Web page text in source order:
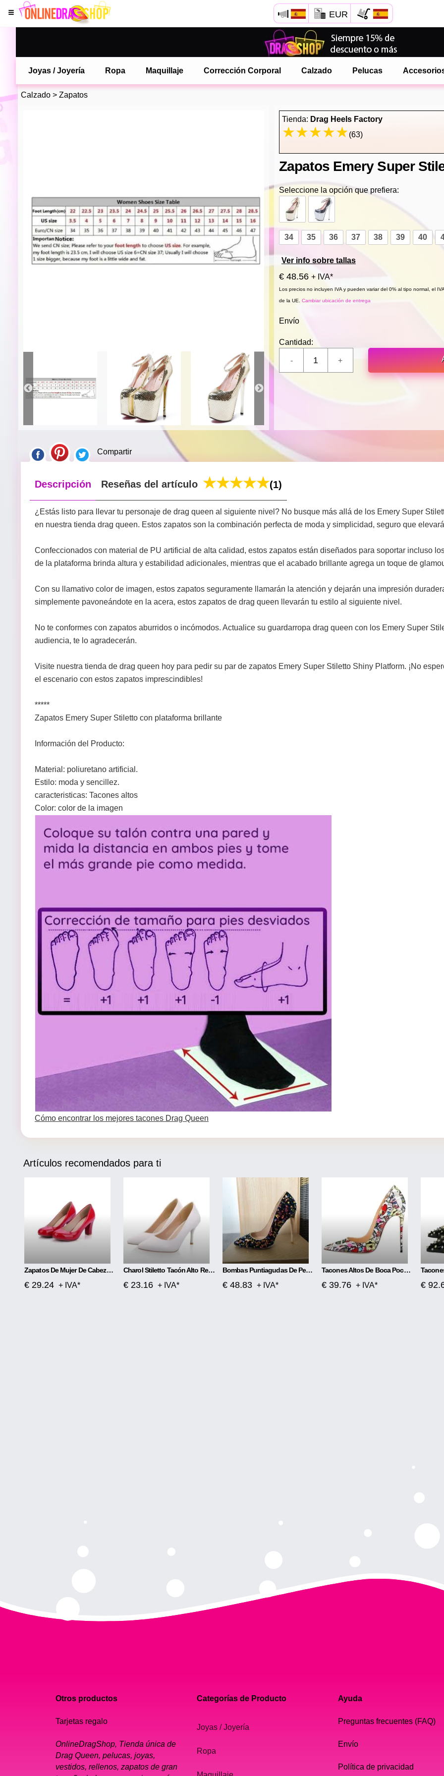
EUR
Joyas / Joyería Ropa Maquillaje Corrección Corporal Calzado Pelucas
Calzado > Zapatos
Tienda: Drag Heels Factory
(63)
Zapatos Emery Super
Seleccione la opción que prefiera:
34 35 36 37 38 39 40
Ver info sobre tallas
€ 48.56 + IVA*
Los precios no incluyen IVA y pueden variar del 0% al tipo normal, el
de la UE. Cambiar ubicación de entrega
Envío
Cantidad:
Compartir
Descripción Reseñas del artículo (1)
¿Estás listo para llevar tu personaje de drag queen al siguiente nivel? No busque más allá de los Emery Super
en nuestra tienda drag queen. Estos zapatos son la combinación perfecta de moda y simplicidad, seguro que
Confeccionados con material de PU artificial de alta calidad, estos zapatos están diseñados para soportar incluso
de la plataforma brinda altura y estabilidad adicionales, mientras que el acabado brillante agrega un toque de
Con su llamativo color de imagen, estos zapatos seguramente llamarán la atención y dejarán una impresión
simplemente pavoneándote en la acera, estos zapatos de drag queen llevarán tu estilo al siguiente nivel.
No te conformes con zapatos aburridos o incómodos. Actualice su guardarropa drag queen con los Emery Super
audiencia, te lo agradecerán.
Visite nuestra tienda de drag queen hoy para pedir su par de zapatos Emery Super Stiletto Shiny Platform. ¡No
el escenario con estos zapatos imprescindibles!
*****
Zapatos Emery Super Stiletto con plataforma brillante
Información del Producto:
Material: poliuretano artificial.
Estilo: moda y sencillez.
caracteristicas: Tacones altos
Color: color de la imagen
Cómo encontrar los mejores tacones Drag Queen
Artículos recomendados para ti
Zapatos De Mujer De Cabeza Redonda De Tacón Alto De Moda
€ 29.24 + IVA*
Charol Stiletto Tacón Alto Red Rojo Tacón Alto
€ 23.16 + IVA*
Bombas Puntiagudas De Perlas De Colores Tacones Altos
€ 48.83 + IVA*
Tacones Altos De Boca Poco Profunda
€ 39.76 + IVA* €
Abre tu menú de Safari.
o toque el botón de safari como se muestra a la izquierda
y toca AÑADIR A LA PANTALLA DE INICIO
Otros productos
Tarjetas regalo
OnlineDragShop, Tienda única de
Drag Queen, pelucas, joyas,
vestidos, rellenos, zapatos de gran
Categorías de Producto
Joyas / Joyería
Ropa
Ayuda
Preguntas frecuentes (FAQ)
Envío
Política de privacidad